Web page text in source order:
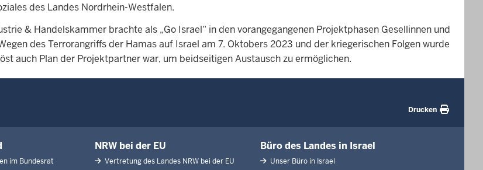
des Landes Nordrhein-Westfalen.
& Handelskammer brachte als „Go Israel“ in den vorangegangenen Projektphasen Gesellinnen und
des Terrorangriffs der Hamas auf Israel am 7. Oktobers 2023 und der kriegerischen Folgen wurde
auch Plan der Projektpartner war, um beidseitigen Austausch zu ermöglichen.
Drucken
im Bundesrat
NRW bei der EU
Vertretung des Landes NRW bei der EU
Büro des Landes in Israel
Unser Büro in Israel